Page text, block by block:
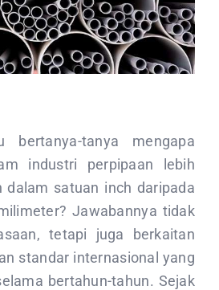
bertanya-tanya mengapa
industri perpipaan lebih
dalam satuan inch daripada
Jawabannya tidak
tetapi juga berkaitan
standar internasional yang
bertahun-tahun. Sejak